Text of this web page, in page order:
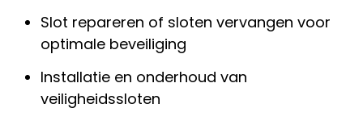
Slot repareren of sloten vervangen voor
optimale beveiliging
Installatie en onderhoud van
veiligheidssloten